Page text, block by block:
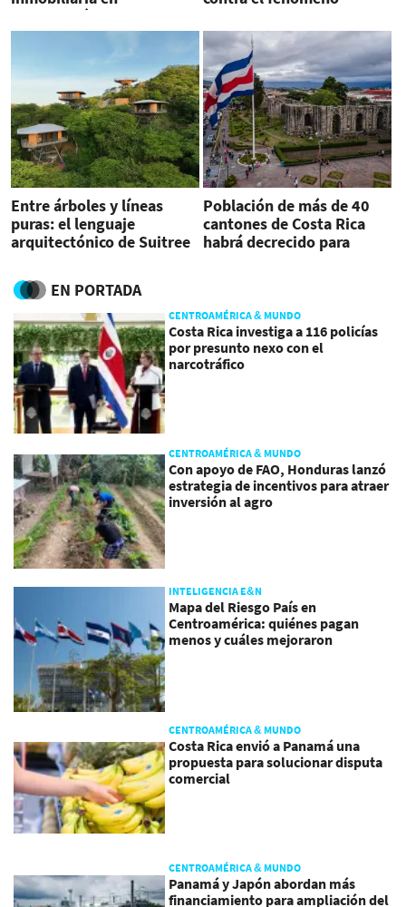
Centroamérica
Entre árboles y líneas
puras: el lenguaje
arquitectónico de Suitree
Población de más de 40
cantones de Costa Rica
habrá decrecido para
EN PORTADA
CENTROAMÉRICA & MUNDO
Costa Rica investiga a 116 policías
por presunto nexo con el
narcotráfico
CENTROAMÉRICA & MUNDO
Con apoyo de FAO, Honduras lanzó
estrategia de incentivos para atraer
inversión al agro
INTELIGENCIA E&N
Mapa del Riesgo País en
Centroamérica: quiénes pagan
menos y cuáles mejoraron
CENTROAMÉRICA & MUNDO
Costa Rica envió a Panamá una
propuesta para solucionar disputa
comercial
CENTROAMÉRICA & MUNDO
Panamá y Japón abordan más
financiamiento para ampliación del